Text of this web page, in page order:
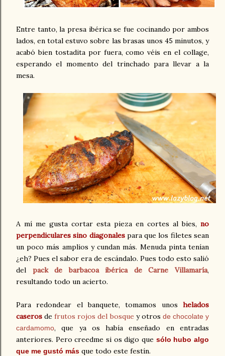
Entre tanto, la presa ibérica se fue cocinando por ambos
lados, en total estuvo sobre las brasas unos 45 minutos, y
acabó bien tostadita por fuera, como véis en el collage,
esperando el momento del trinchado para llevar a la
mesa.
A mí me gusta cortar esta pieza en cortes al bies, no
perpendiculares sino diagonalespara que los filetes sean
un poco más amplios y cundan más. Menuda pinta tenían
¿eh? Pues el sabor era de escándalo. Pues todo esto salió
del pack de barbacoa ibérica de Carne Villamaría,
resultando todo un acierto.
Para redondear el banquete, tomamos unos helados
caseros defrutos rojos del bosque y otros de chocolate y
cardamomo,
que ya os había enseñado en entradas
anteriores. Pero creedme si os digo que sólo hubo algo
que me gustó más que todo este festín.